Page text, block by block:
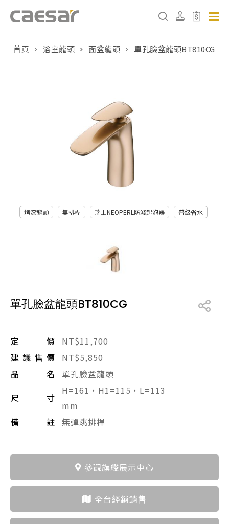
販賣中商品 已下架商品
搜尋產品
首頁 浴室龍頭 面盆龍頭 單孔臉盆龍頭BT810CG
烤漆龍頭 無排桿 瑞士NEOPERL防濺起泡器 普級省水
單孔臉盆龍頭BT810CG
定價
NT$11,700
建議售價
NT$5,850
品名
單孔臉盆龍頭
尺寸
H=161，H1=115，L=113
mm
備註 無彈跳排桿
參觀旗艦展示中心
全台經銷銷售